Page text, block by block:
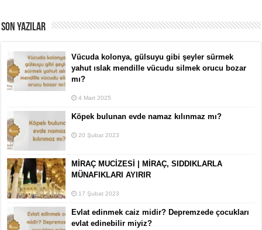
SON YAZILAR
Vücuda kolonya, gülsuyu gibi şeyler sürmek
yahut ıslak mendille vücudu silmek orucu bozar
mı?
4 Mart 2025
Köpek bulunan evde namaz kılınmaz mı?
20 Şubat 2023
MİRAÇ MUCİZESİ | MİRAÇ, SIDDIKLARLA
MÜNAFIKLARI AYIRIR
17 Şubat 2023
Evlat edinmek caiz midir? Depremzede çocukları
evlat edinebilir miyiz?